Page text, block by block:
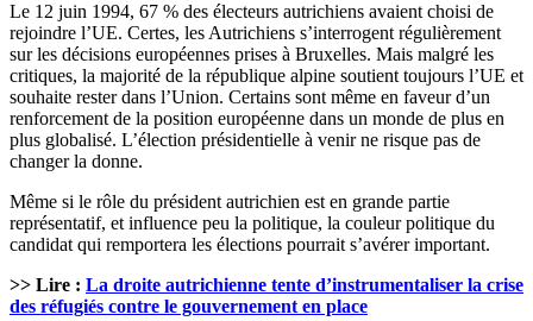
Le 12 juin 1994, 67 % des électeurs autrichiens avaient choisi de
rejoindre l’UE. Certes, les Autrichiens s’interrogent régulièrement
sur les décisions européennes prises à Bruxelles. Mais malgré les
critiques, la majorité de la république alpine soutient toujours l’UE et
souhaite rester dans l’Union. Certains sont même en faveur d’un
renforcement de la position européenne dans un monde de plus en
plus globalisé. L’élection présidentielle à venir ne risque pas de
changer la donne.
Même si le rôle du président autrichien est en grande partie
représentatif, et influence peu la politique, la couleur politique du
candidat qui remportera les élections pourrait s’avérer important.
>> Lire : La droite autrichienne tente d’instrumentaliser la crise
des réfugiés contre le gouvernement en place